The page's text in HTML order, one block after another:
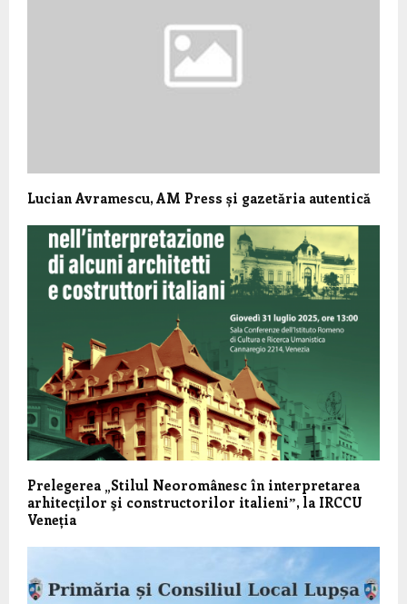
Lucian Avramescu, AM Press și gazetăria autentică
Prelegerea „Stilul Neoromânesc în interpretarea
arhitecţilor şi constructorilor italieniˮ, la IRCCU
Veneția